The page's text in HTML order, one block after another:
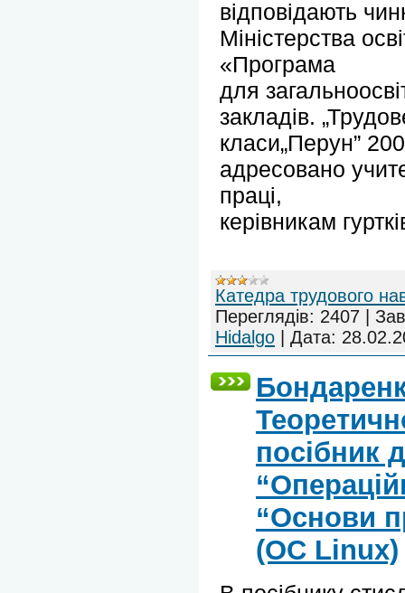
відповідають
Міністерства
«Програма
для
закладів.
класи„Перун”
адресовано
праці,
керівникам
Катедра трудового
Переглядів: 2407
Hidalgo
Дата:
посібник
“Основи
(ОС Linux)